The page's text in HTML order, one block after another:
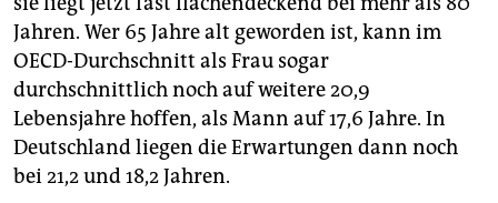
Jahren. Wer 65 Jahre alt geworden ist, kann im
OECD-Durchschnitt als Frau sogar
durchschnittlich noch auf weitere 20,9
Lebensjahre hoffen, als Mann auf 17,6 Jahre. In
Deutschland liegen die Erwartungen dann noch
bei 21,2 und 18,2 Jahren.